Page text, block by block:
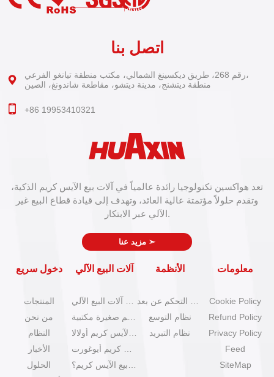
تعد هواكسين تكنولوجيا رائدة عالمياً في آلات بيع الآيس كريم الذكية،
وتقدم حلولاً مؤتمتة عالية العائد، وتهدف إلى قيادة قطاع البيع غير
الآلي عبر الابتكار.
➣
دخول سريع
المنتجات
من نحن
النظام
الأخبار
الحلول
آلات البيع الآلي الأنظمة
نظام التوسع
نظام التبريد
معلومات
Cookie Policy
Refund Policy
Privacy Policy
Feed
SiteMap
اتصل بنا
رقم 268، طريق ديكسينغ الشمالي، مكتب منطقة تيانغو الفرعي،
منطقة ديتشنج، مدينة ديتشو، مقاطعة شاندونغ، الصين
+86 19953410321